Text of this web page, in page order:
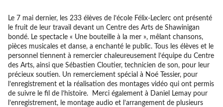
Le 7 mai dernier, les 233 élèves de l’école Félix-Leclerc ont présenté
le fruit de leur travail devant un Centre des Arts de Shawinigan
bondé. Le spectacle « Une bouteille à la mer », mêlant chansons,
pièces musicales et danse, a enchanté le public. Tous les élèves et le
personnel tiennent à remercier chaleureusement l’équipe du Centre
des Arts, ainsi que Sébastien Cloutier, technicien de son, pour leur
précieux soutien. Un remerciement spécial à Noé Tessier, pour
l’enregistrement et la réalisation des montages vidéo qui ont permis
de suivre le fil de l’histoire. Merci également à Daniel Lemay pour
l’enregistrement, le montage audio et l’arrangement de plusieurs